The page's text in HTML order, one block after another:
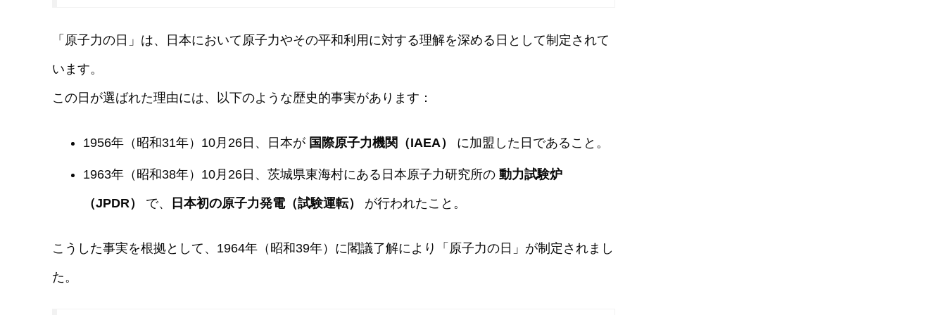
「原子力の日」は、日本において原子力やその平和利用に対する理解を深める日として制定されて
います。
この日が選ばれた理由には、以下のような歴史的事実があります：
1956年（昭和31年）10月26日、日本が 国際原子力機関（IAEA） に加盟した日であること。
1963年（昭和38年）10月26日、茨城県東海村にある日本原子力研究所の 動力試験炉
（JPDR） で、 日本初の原子力発電（試験運転） が行われたこと。
こうした事実を根拠として、1964年（昭和39年）に閣議了解により「原子力の日」が制定されまし
た。